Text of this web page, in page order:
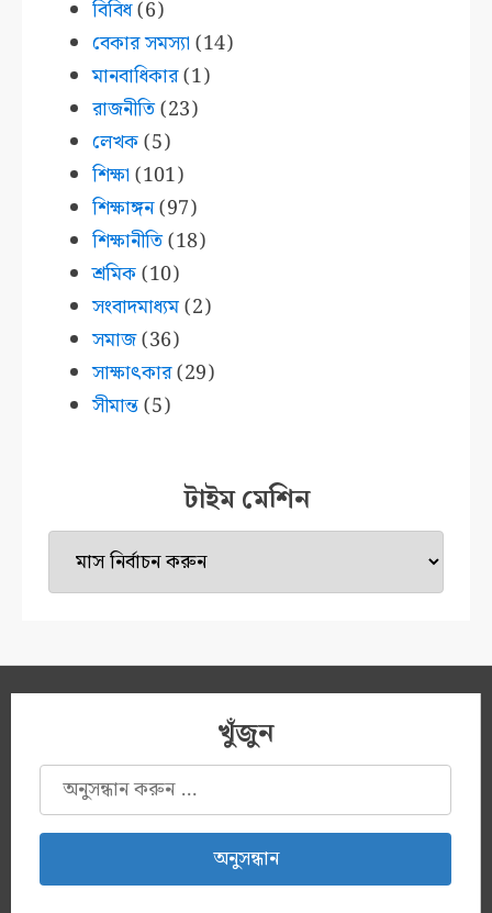
বিবিধ(6)
বেকার সমস্যা (14)
মানবাধিকার(1)
রাজনীতি(23)
লেখক(5)
শিক্ষা (101)
শিক্ষাঙ্গন(97)
শিক্ষানীতি(18)
শ্রমিক(10)
সংবাদমাধ্যম(2)
সমাজ(36)
সাক্ষাৎকার(29)
সীমান্ত(5)
টাইম মেশিন
টাইম
মেশিন
খুঁজুন
অনুসন্ধানঃ